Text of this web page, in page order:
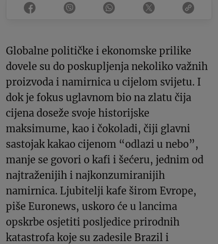
Globalne političke i ekonomske prilike
dovele su do poskupljenja nekoliko važnih
proizvoda i namirnica u cijelom svijetu. I
dok je fokus uglavnom bio na zlatu čija
cijena doseže svoje historijske
maksimume, kao i čokoladi, čiji glavni
sastojak kakao cijenom “odlazi u nebo”,
manje se govori o kafi i šećeru, jednim od
najtraženijih i najkonzumiranijih
namirnica. Ljubitelji kafe širom Evrope,
piše Euronews, uskoro će u lancima
opskrbe osjetiti posljedice prirodnih
katastrofa koje su zadesile Brazil i